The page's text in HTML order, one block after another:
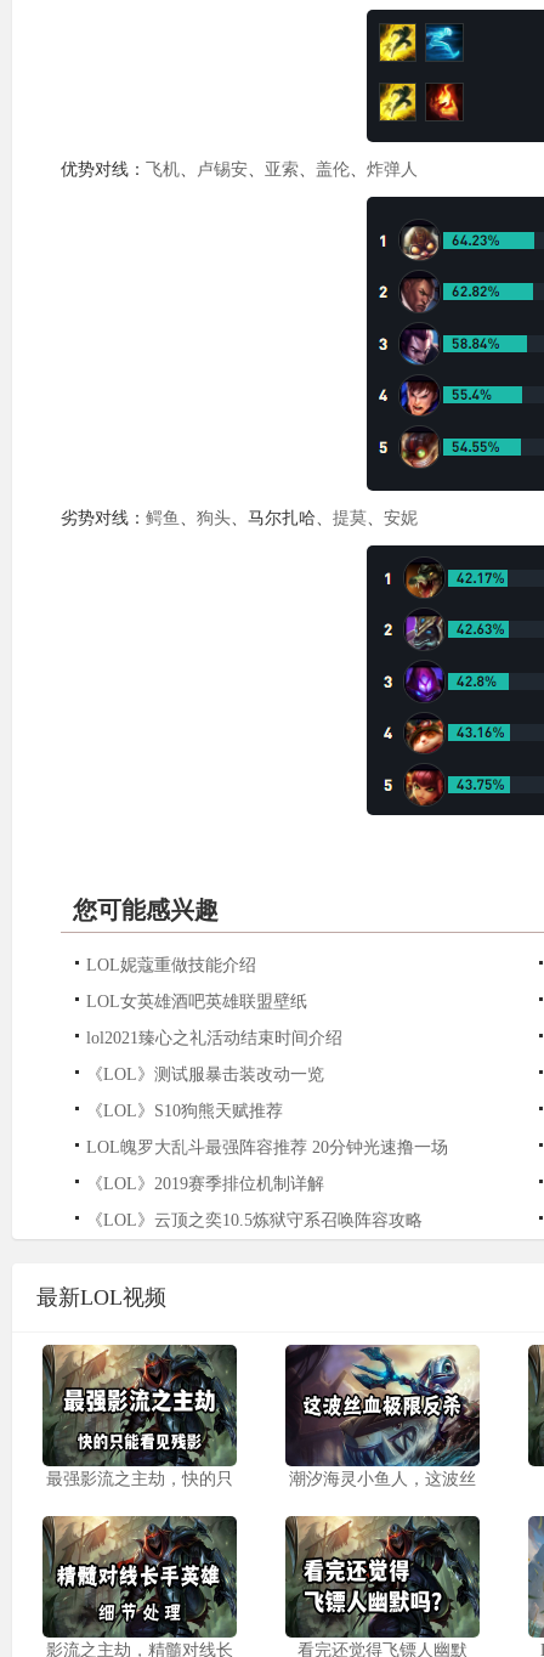
优势对线： 飞机、 卢锡安、 亚索、 盖伦、 炸弹人
劣势对线： 鳄鱼 、 狗头、马尔扎哈、 提莫、 安妮
您可能感兴趣
LOL妮蔻重做技能介绍
LOL女英雄酒吧英雄联盟壁纸
lol2021臻心之礼活动结束时间介绍
《LOL》测试服暴击装改动一览
《LOL》S10狗熊天赋推荐
LOL魄罗大乱斗最强阵容推荐 20分钟光速撸一场
《LOL》2019赛季排位机制详解
《LOL》云顶之奕10.5炼狱守系召唤阵容攻略
最新LOL视频
最强影流之主劫，快的只 潮汐海灵小鱼人，这波丝
影流之主劫，精髓对线长 看完还觉得飞镖人幽默